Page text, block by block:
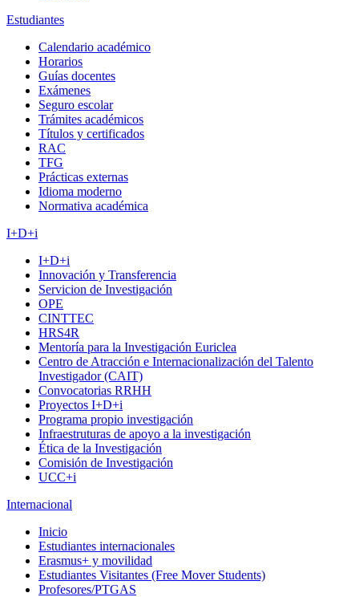
Estudiantes
Calendario académico
Horarios
Guías docentes
Exámenes
Seguro escolar
Trámites académicos
Títulos y certificados
RAC
TFG
Prácticas externas
Idioma moderno
Normativa académica
I+D+i
I+D+i
Innovación y Transferencia
Servicion de Investigación
OPE
CINTTEC
HRS4R
Mentoría para la Investigación Euriclea
Centro de Atracción e Internacionalización del Talento
Investigador (CAIT)
Convocatorias RRHH
Proyectos I+D+i
Programa propio investigación
Infraestruturas de apoyo a la investigación
Ética de la Investigación
Comisión de Investigación
UCC+i
Internacional
Inicio
Estudiantes internacionales
Erasmus+ y movilidad
Estudiantes Visitantes (Free Mover Students)
Profesores/PTGAS